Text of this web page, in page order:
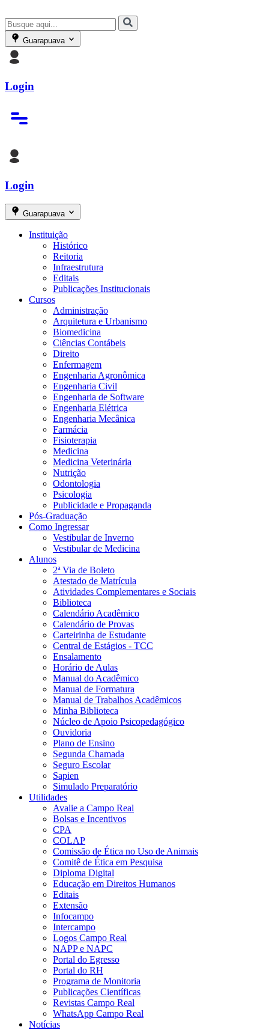
Guarapuava
Login
Login
Guarapuava
Instituição
Histórico
Reitoria
Infraestrutura
Editais
Publicações Institucionais
Cursos
Administração
Arquitetura e Urbanismo
Biomedicina
Ciências Contábeis
Direito
Enfermagem
Engenharia Agronômica
Engenharia Civil
Engenharia de Software
Engenharia Elétrica
Engenharia Mecânica
Farmácia
Fisioterapia
Medicina
Medicina Veterinária
Nutrição
Odontologia
Psicologia
Publicidade e Propaganda
Pós-Graduação
Como Ingressar
Vestibular de Inverno
Vestibular de Medicina
Alunos
2ª Via de Boleto
Atestado de Matrícula
Atividades Complementares e Sociais
Biblioteca
Calendário Acadêmico
Calendário de Provas
Carteirinha de Estudante
Central de Estágios - TCC
Ensalamento
Horário de Aulas
Manual do Acadêmico
Manual de Formatura
Manual de Trabalhos Acadêmicos
Minha Biblioteca
Núcleo de Apoio Psicopedagógico
Ouvidoria
Plano de Ensino
Segunda Chamada
Seguro Escolar
Sapien
Simulado Preparatório
Utilidades
Avalie a Campo Real
Bolsas e Incentivos
CPA
COLAP
Comissão de Ética no Uso de Animais
Comitê de Ética em Pesquisa
Diploma Digital
Educação em Direitos Humanos
Editais
Extensão
Infocampo
Intercampo
Logos Campo Real
NAPP e NAPC
Portal do Egresso
Portal do RH
Programa de Monitoria
Publicações Científicas
Revistas Campo Real
WhatsApp Campo Real
Notícias